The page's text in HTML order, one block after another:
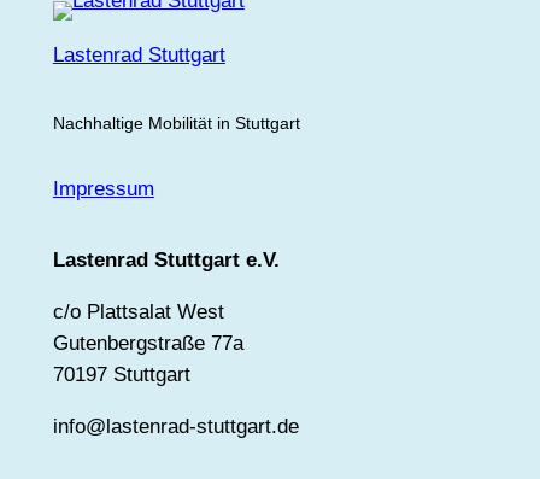
Lastenrad Stuttgart
Nachhaltige Mobilität in Stuttgart
Impressum
Lastenrad Stuttgart e.V.
c/o Plattsalat West
Gutenbergstraße 77a
70197 Stuttgart
info@lastenrad-stuttgart.de